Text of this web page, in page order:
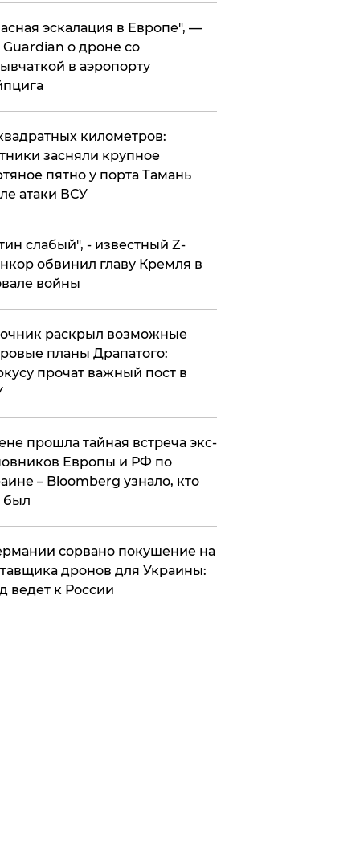
эскалация в Европе", —
Guardian о дроне со
в аэропорту
километров:
засняли крупное
пятно у порта Тамань
атаки ВСУ
слабый", - известный Z-
обвинил главу Кремля в
войны
раскрыл возможные
планы Драпатого:
прочат важный пост в
прошла тайная встреча экс-
Европы и РФ по
– Bloomberg узнало, кто
был
сорвано покушение на
дронов для Украины:
ведет к России